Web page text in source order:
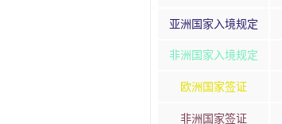
亚洲国家入境规定
非洲国家入境规定
欧洲国家签证
非洲国家签证